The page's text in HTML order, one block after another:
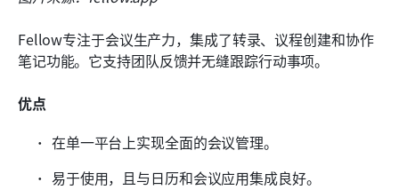
Fellow专注于会议生产力，集成了转录、议程创建和协作
笔记功能。它支持团队反馈并无缝跟踪行动事项。
优点
在单一平台上实现全面的会议管理。
易于使用，且与日历和会议应用集成良好。